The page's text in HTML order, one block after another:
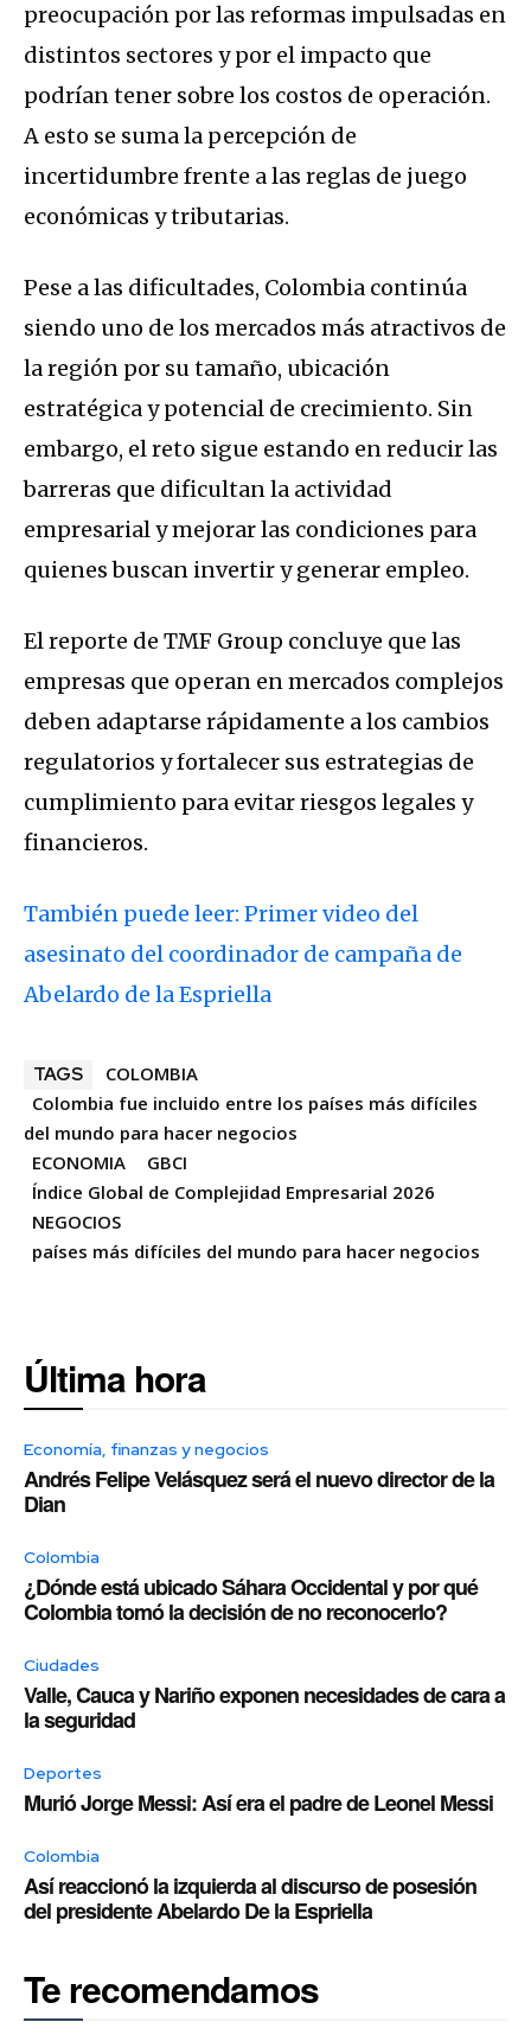
preocupación por las reformas impulsadas en
distintos sectores y por el impacto que
podrían tener sobre los costos de operación.
A esto se suma la percepción de
incertidumbre frente a las reglas de juego
económicas y tributarias.
Pese a las dificultades, Colombia continúa
siendo uno de los mercados más atractivos de
la región por su tamaño, ubicación
estratégica y potencial de crecimiento. Sin
embargo, el reto sigue estando en reducir las
barreras que dificultan la actividad
empresarial y mejorar las condiciones para
quienes buscan invertir y generar empleo.
El reporte de TMF Group concluye que las
empresas que operan en mercados complejos
deben adaptarse rápidamente a los cambios
regulatorios y fortalecer sus estrategias de
cumplimiento para evitar riesgos legales y
financieros.
También puede leer: Primer video del
asesinato del coordinador de campaña de
Abelardo de la Espriella
TAGS
COLOMBIA
Colombia fue incluido entre los países más difíciles
del mundo para hacer negocios
ECONOMIA
GBCI
Índice Global de Complejidad Empresarial 2026
NEGOCIOS
países más difíciles del mundo para hacer negocios
Última hora
Economía, finanzas y negocios
Andrés Felipe Velásquez será el nuevo director de la
Dian
Colombia
¿Dónde está ubicado Sáhara Occidental y por qué
Colombia tomó la decisión de no reconocerlo?
Ciudades
Valle, Cauca y Nariño exponen necesidades de cara a
la seguridad
Deportes
Murió Jorge Messi: Así era el padre de Leonel Messi
Colombia
Así reaccionó la izquierda al discurso de posesión
del presidente Abelardo De la Espriella
Te recomendamos